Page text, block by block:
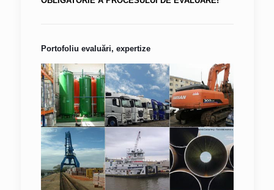
Portofoliu evaluări, expertize